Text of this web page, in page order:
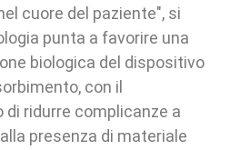
cuore del paziente", si
punta a favorire una
biologica del dispositivo
con il
ridurre complicanze a
presenza di materiale